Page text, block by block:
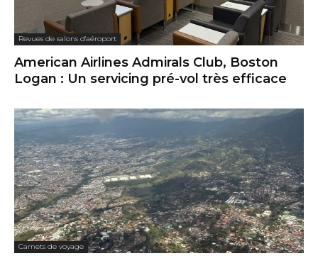
Revues de salons d'aéroport
American Airlines Admirals Club, Boston
Logan : Un servicing pré-vol très efficace
Carnets de voyage